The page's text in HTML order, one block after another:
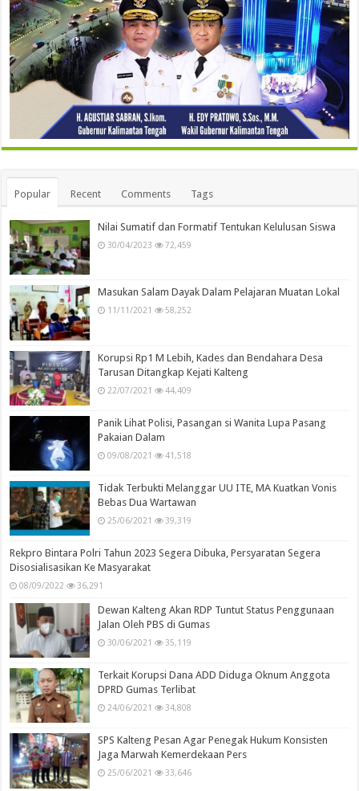
Popular Recent Comments Tags
Nilai Sumatif dan Formatif Tentukan Kelulusan Siswa
30/04/2023 72,459
Masukan Salam Dayak Dalam Pelajaran Muatan Lokal
11/11/2021 58,252
Korupsi Rp1 M Lebih, Kades dan Bendahara Desa
Tarusan Ditangkap Kejati Kalteng
22/07/2021 44,409
Panik Lihat Polisi, Pasangan si Wanita Lupa Pasang
Pakaian Dalam
09/08/2021 41,518
Tidak Terbukti Melanggar UU ITE, MA Kuatkan Vonis
Bebas Dua Wartawan
25/06/2021 39,319
Rekpro Bintara Polri Tahun 2023 Segera Dibuka, Persyaratan Segera
Disosialisasikan Ke Masyarakat
08/09/2022 36,291
Dewan Kalteng Akan RDP Tuntut Status Penggunaan
Jalan Oleh PBS di Gumas
30/06/2021 35,119
Terkait Korupsi Dana ADD Diduga Oknum Anggota
DPRD Gumas Terlibat
24/06/2021 34,808
SPS Kalteng Pesan Agar Penegak Hukum Konsisten
Jaga Marwah Kemerdekaan Pers
25/06/2021 33,646